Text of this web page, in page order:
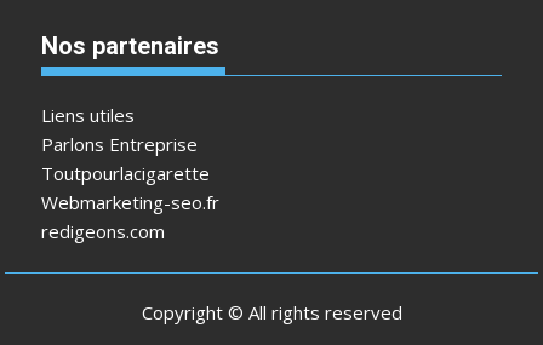
Nos partenaires
Liens utiles
Parlons Entreprise
Toutpourlacigarette
Webmarketing-seo.fr
redigeons.com
Copyright © All rights reserved